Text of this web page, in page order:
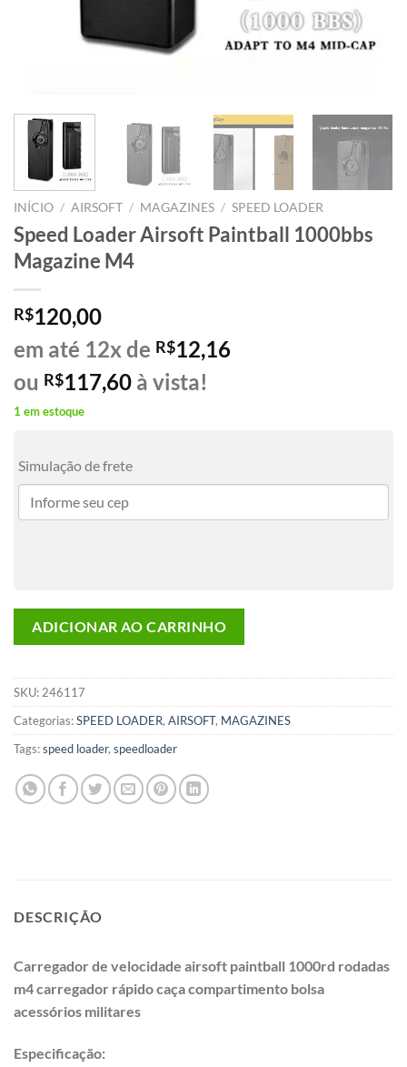
INÍCIO / AIRSOFT / MAGAZINES / SPEED LOADER
Speed Loader Airsoft Paintball 1000bbs
Magazine M4
R$120,00
em até 12x de R$12,16
ou R$117,60 à vista!
1 em estoque
Simulação de frete
ADICIONAR AO CARRINHO
SKU:246117
Categorias:SPEED LOADER, AIRSOFT, MAGAZINES
Tags:speed loader, speedloader
DESCRIÇÃO
Carregador de velocidade airsoft paintball 1000rd rodadas
m4 carregador rápido caça compartimento bolsa
acessórios militares
Especificação: